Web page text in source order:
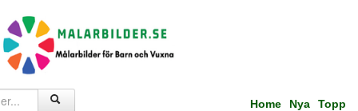
Home Nya Topp